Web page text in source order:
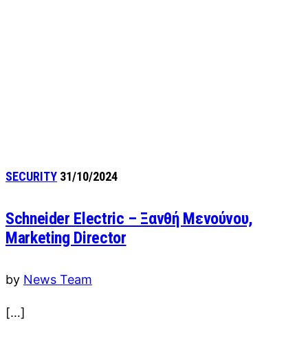
SECURITY 31/10/2024
Schneider Electric – Ξανθή Μενούνου,
Marketing Director
by News Team
[…]